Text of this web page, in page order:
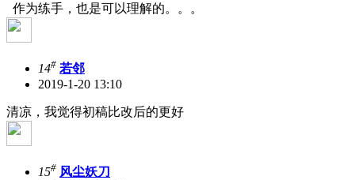
作为练手，也是可以理解的。。。
14# 若邻
2019-1-20 13:10
清凉，我觉得初稿比改后的更好
15# 风尘妖刀